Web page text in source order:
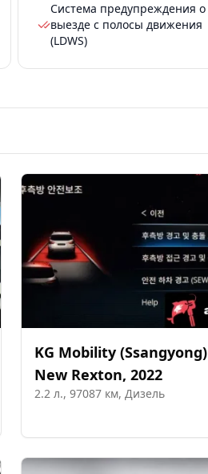
Система предупреждения о
выезде с полосы движения
(LDWS)
KG Mobility (Ssangyong)
New Rexton, 2022
2.2 л., 97087 км, Дизель